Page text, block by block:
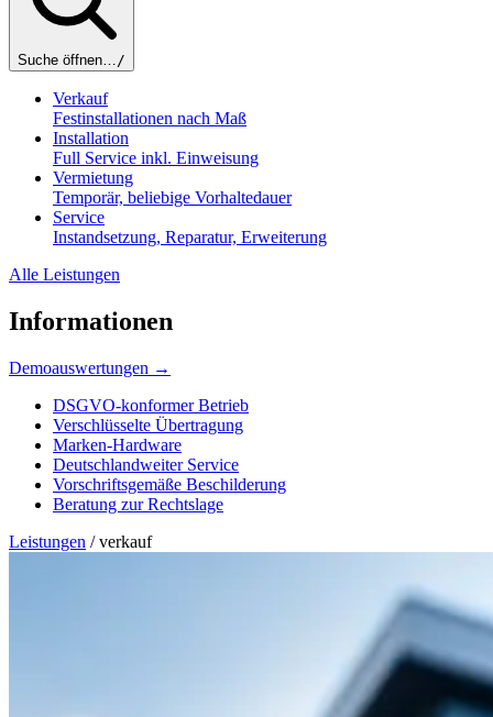
Suche öffnen… /
Verkauf
Festinstallationen nach Maß
Installation
Full Service inkl. Einweisung
Vermietung
Temporär, beliebige Vorhaltedauer
Service
Instandsetzung, Reparatur, Erweiterung
Alle Leistungen
Informationen
Demoauswertungen →
DSGVO-konformer Betrieb
Verschlüsselte Übertragung
Marken-Hardware
Deutschlandweiter Service
Vorschriftsgemäße Beschilderung
Beratung zur Rechtslage
Leistungen /verkauf